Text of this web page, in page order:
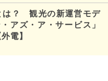
は？ 観光の新運営モデ
アズ・ア・サービス」
電】